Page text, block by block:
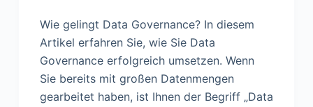
Wie gelingt Data Governance? In diesem
Artikel erfahren Sie, wie Sie Data
Governance erfolgreich umsetzen. Wenn
Sie bereits mit großen Datenmengen
gearbeitet haben, ist Ihnen der Begriff „Data